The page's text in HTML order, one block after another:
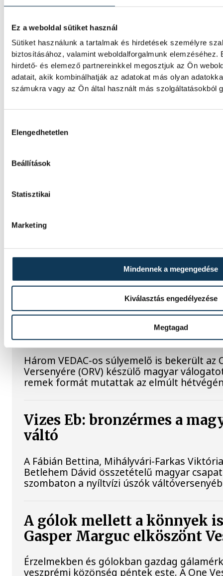
Ez a weboldal sütiket használ
Sütiket használunk a tartalmak és hirdetések személyre
biztosításához, valamint weboldalforgalmunk
hirdető- és elemező partnereinkkel megosztjuk az Ön
adatait, akik kombinálhatják az adatokat más olyan
számukra vagy az Ön által használt más szolgáltatásokból
Elengedhetetlen
Beállítások
Statisztikai
Marketing
Mindennek a megengedése
Kiválasztás engedélyezése
Megtagad
A Ferencváros egygólos
szenvedett a Real Madridtól
A Ferencvárosi TC labdarúgócsapata 2-1-
Real Madridtól barátságos mérkőzésen a
A korai piros lap
Veszprém sorsát
Dorog vendégeként az NB III
A Real Madrid képviselői
Roberto Carlos és José Ángel Sánchez a
vendégeskedő Real Madrid
megkoszorúzta a klub legendás magyar
Ferencnek a sírját a Szent István Bazilika
Súlyos sikerek küszöbén
Három VEDAC-os súlyemelő is bekerült az
Versenyére (ORV) készülő magyar
remek formát mutattak az elmúlt
Vizes Eb: bronzérmes a
váltó
A Fábián Bettina, Mihályvári-Farkas
Betlehem Dávid összetételű magyar
szombaton a nyíltvízi úszók
A gólok mellett a könnyek
Gasper Marguc elköszönt
Érzelmekben és gólokban gazdag
veszprémi közönség péntek este. A One